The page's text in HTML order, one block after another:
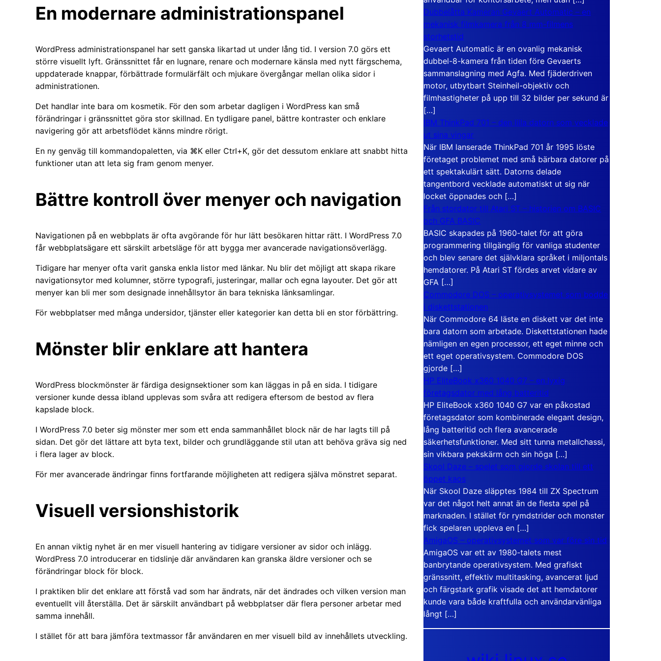
En modernare administrationspanel
WordPress administrationspanel har sett ganska likartad ut under lång tid. I version 7.0 görs ett
större visuellt lyft. Gränssnittet får en lugnare, renare och modernare känsla med nytt färgschema,
uppdaterade knappar, förbättrade formulärfält och mjukare övergångar mellan olika sidor i
administrationen.
Det handlar inte bara om kosmetik. För den som arbetar dagligen i WordPress kan små
förändringar i gränssnittet göra stor skillnad. En tydligare panel, bättre kontraster och enklare
navigering gör att arbetsflödet känns mindre rörigt.
En ny genväg till kommandopaletten, via ⌘K eller Ctrl+K, gör det dessutom enklare att snabbt hitta
funktioner utan att leta sig fram genom menyer.
Bättre kontroll över menyer och navigation
Navigationen på en webbplats är ofta avgörande för hur lätt besökaren hittar rätt. I WordPress 7.0
får webbplatsägare ett särskilt arbetsläge för att bygga mer avancerade navigationsöverlägg.
Tidigare har menyer ofta varit ganska enkla listor med länkar. Nu blir det möjligt att skapa rikare
navigationsytor med kolumner, större typografi, justeringar, mallar och egna layouter. Det gör att
menyer kan bli mer som designade innehållsytor än bara tekniska länksamlingar.
För webbplatser med många undersidor, tjänster eller kategorier kan detta bli en stor förbättring.
Mönster blir enklare att hantera
WordPress blockmönster är färdiga designsektioner som kan läggas in på en sida. I tidigare
versioner kunde dessa ibland upplevas som svåra att redigera eftersom de bestod av flera
kapslade block.
I WordPress 7.0 beter sig mönster mer som ett enda sammanhållet block när de har lagts till på
sidan. Det gör det lättare att byta text, bilder och grundläggande stil utan att behöva gräva sig ned
i flera lager av block.
För mer avancerade ändringar finns fortfarande möjligheten att redigera själva mönstret separat.
Visuell versionshistorik
En annan viktig nyhet är en mer visuell hantering av tidigare versioner av sidor och inlägg.
WordPress 7.0 introducerar en tidslinje där användaren kan granska äldre versioner och se
förändringar block för block.
I praktiken blir det enklare att förstå vad som har ändrats, när det ändrades och vilken version man
eventuellt vill återställa. Det är särskilt användbart på webbplatser där flera personer arbetar med
samma innehåll.
I stället för att bara jämföra textmassor får användaren en mer visuell bild av innehållets utveckling.
Dubbelåtta Kameran Gevaert Automatic – en
mekanisk filmkamera från 8 mm-filmens
storhetstid
Gevaert Automatic är en ovanlig mekanisk
dubbel-8-kamera från tiden före Gevaerts
sammanslagning med Agfa. Med fjäderdriven
motor, utbytbart Steinheil-objektiv och
filmhastigheter på upp till 32 bilder per sekund är
[…]
IBM ThinkPad 701 – den lilla datorn som vecklade
ut sina vingar
När IBM lanserade ThinkPad 701 år 1995 löste
företaget problemet med små bärbara datorer på
ett spektakulärt sätt. Datorns delade
tangentbord vecklade automatiskt ut sig när
locket öppnades och […]
Från stordator till Atari ST – historien om BASIC
och GFA BASIC
BASIC skapades på 1960-talet för att göra
programmering tillgänglig för vanliga studenter
och blev senare det självklara språket i miljontals
hemdatorer. På Atari ST fördes arvet vidare av
GFA […]
Commodore DOS – operativsystemet som bodde
i diskettstationen
När Commodore 64 läste en diskett var det inte
bara datorn som arbetade. Diskettstationen hade
nämligen en egen processor, ett eget minne och
ett eget operativsystem. Commodore DOS
gjorde […]
HP EliteBook x360 1040 G7 – en lyxig
företagsdator med lång batteritid
HP EliteBook x360 1040 G7 var en påkostad
företagsdator som kombinerade elegant design,
lång batteritid och flera avancerade
säkerhetsfunktioner. Med sitt tunna metallchassi,
sin vikbara pekskärm och sin höga […]
Skool Daze – spelet som gjorde skolan till ett
öppet kaos
När Skool Daze släpptes 1984 till ZX Spectrum
var det något helt annat än de flesta spel på
marknaden. I stället för rymdstrider och monster
fick spelaren uppleva en […]
AmigaOS – operativsystemet som var före sin tid
AmigaOS var ett av 1980-talets mest
banbrytande operativsystem. Med grafiskt
gränssnitt, effektiv multitasking, avancerat ljud
och färgstark grafik visade det att hemdatorer
kunde vara både kraftfulla och användarvänliga
långt […]